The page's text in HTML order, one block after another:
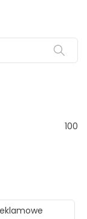
100